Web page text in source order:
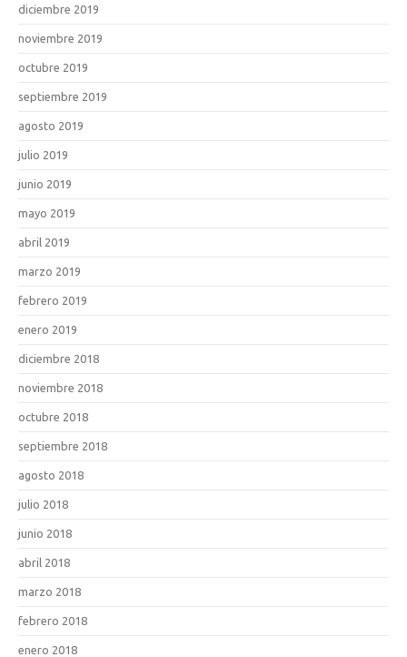
diciembre 2019
noviembre 2019
octubre 2019
septiembre 2019
agosto 2019
julio 2019
junio 2019
mayo 2019
abril 2019
marzo 2019
febrero 2019
enero 2019
diciembre 2018
noviembre 2018
octubre 2018
septiembre 2018
agosto 2018
julio 2018
junio 2018
abril 2018
marzo 2018
febrero 2018
enero 2018